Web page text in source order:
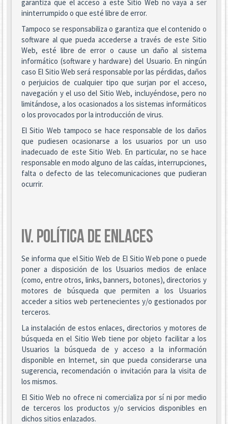
garantiza que el acceso a este Sitio Web no vaya a ser
ininterrumpido o que esté libre de error.
Tampoco se responsabiliza o garantiza que el contenido o
software al que pueda accederse a través de este Sitio
Web, esté libre de error o cause un daño al sistema
informático (software y hardware) del Usuario. En ningún
caso El Sitio Web será responsable por las pérdidas, daños
o perjuicios de cualquier tipo que surjan por el acceso,
navegación y el uso del Sitio Web, incluyéndose, pero no
limitándose, a los ocasionados a los sistemas informáticos
o los provocados por la introducción de virus.
El Sitio Web tampoco se hace responsable de los daños
que pudiesen ocasionarse a los usuarios por un uso
inadecuado de este Sitio Web. En particular, no se hace
responsable en modo alguno de las caídas, interrupciones,
falta o defecto de las telecomunicaciones que pudieran
ocurrir.
IV. POLÍTICA DE ENLACES
Se informa que el Sitio Web de El Sitio Web pone o puede
poner a disposición de los Usuarios medios de enlace
(como, entre otros, links, banners, botones), directorios y
motores de búsqueda que permiten a los Usuarios
acceder a sitios web pertenecientes y/o gestionados por
terceros.
La instalación de estos enlaces, directorios y motores de
búsqueda en el Sitio Web tiene por objeto facilitar a los
Usuarios la búsqueda de y acceso a la información
disponible en Internet, sin que pueda considerarse una
sugerencia, recomendación o invitación para la visita de
los mismos.
El Sitio Web no ofrece ni comercializa por sí ni por medio
de terceros los productos y/o servicios disponibles en
dichos sitios enlazados.